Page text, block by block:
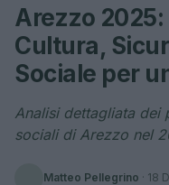
Arezzo
Cultura,
Sociale per
Analisi dettagliata dei
sociali di Arezzo nel
Matteo Pellegrino · 18